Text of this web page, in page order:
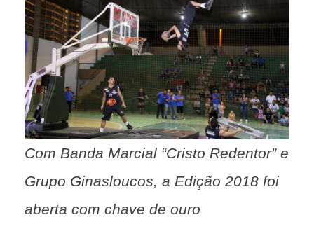
Com Banda Marcial “Cristo Redentor” e
Grupo Ginasloucos, a Edição 2018 foi
aberta com chave de ouro